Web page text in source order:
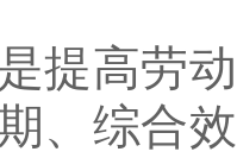
高劳动
、综合